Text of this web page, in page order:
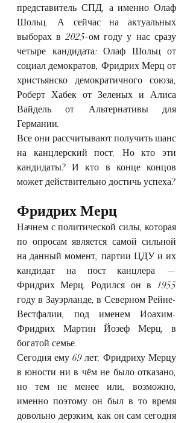
представитель СПД, а именно Олаф
Шольц. А сейчас на актуальных
выборах в 2025-ом году у нас сразу
четыре кандидата: Олаф Шольц от
социал демократов, Фридрих Мерц от
христьянско демократичного союза,
Роберт Хабек от Зеленых и Алиса
Вайдель от Альтернативы для
Германии.
Все они рассчитывают получить шанс
на канцлерский пост. Но кто эти
кандидаты? И кто в конце концов
Фридрих Мерц
Начнем с политической силы, которая
по опросам является самой сильной
на данный момент, партии ЦДУ и их
кандидат на пост канцлера —
Фридрих Мерц. Родился он в 1955
году в Зауэрланде, в Северном Рейне-
Вестфалии, под именем Иоахим-
Фридрих Мартин Йозеф Мерц, в
богатой семье.
Сегодня ему 69 лет. Фридриху Мерцу
в юности ни в чём не было отказано,
но тем не менее или, возможно,
именно поэтому он был в то время
довольно дерзким, как он сам сегодня